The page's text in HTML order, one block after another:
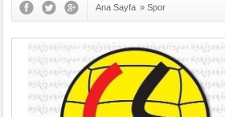
Ana Sayfa » Spor